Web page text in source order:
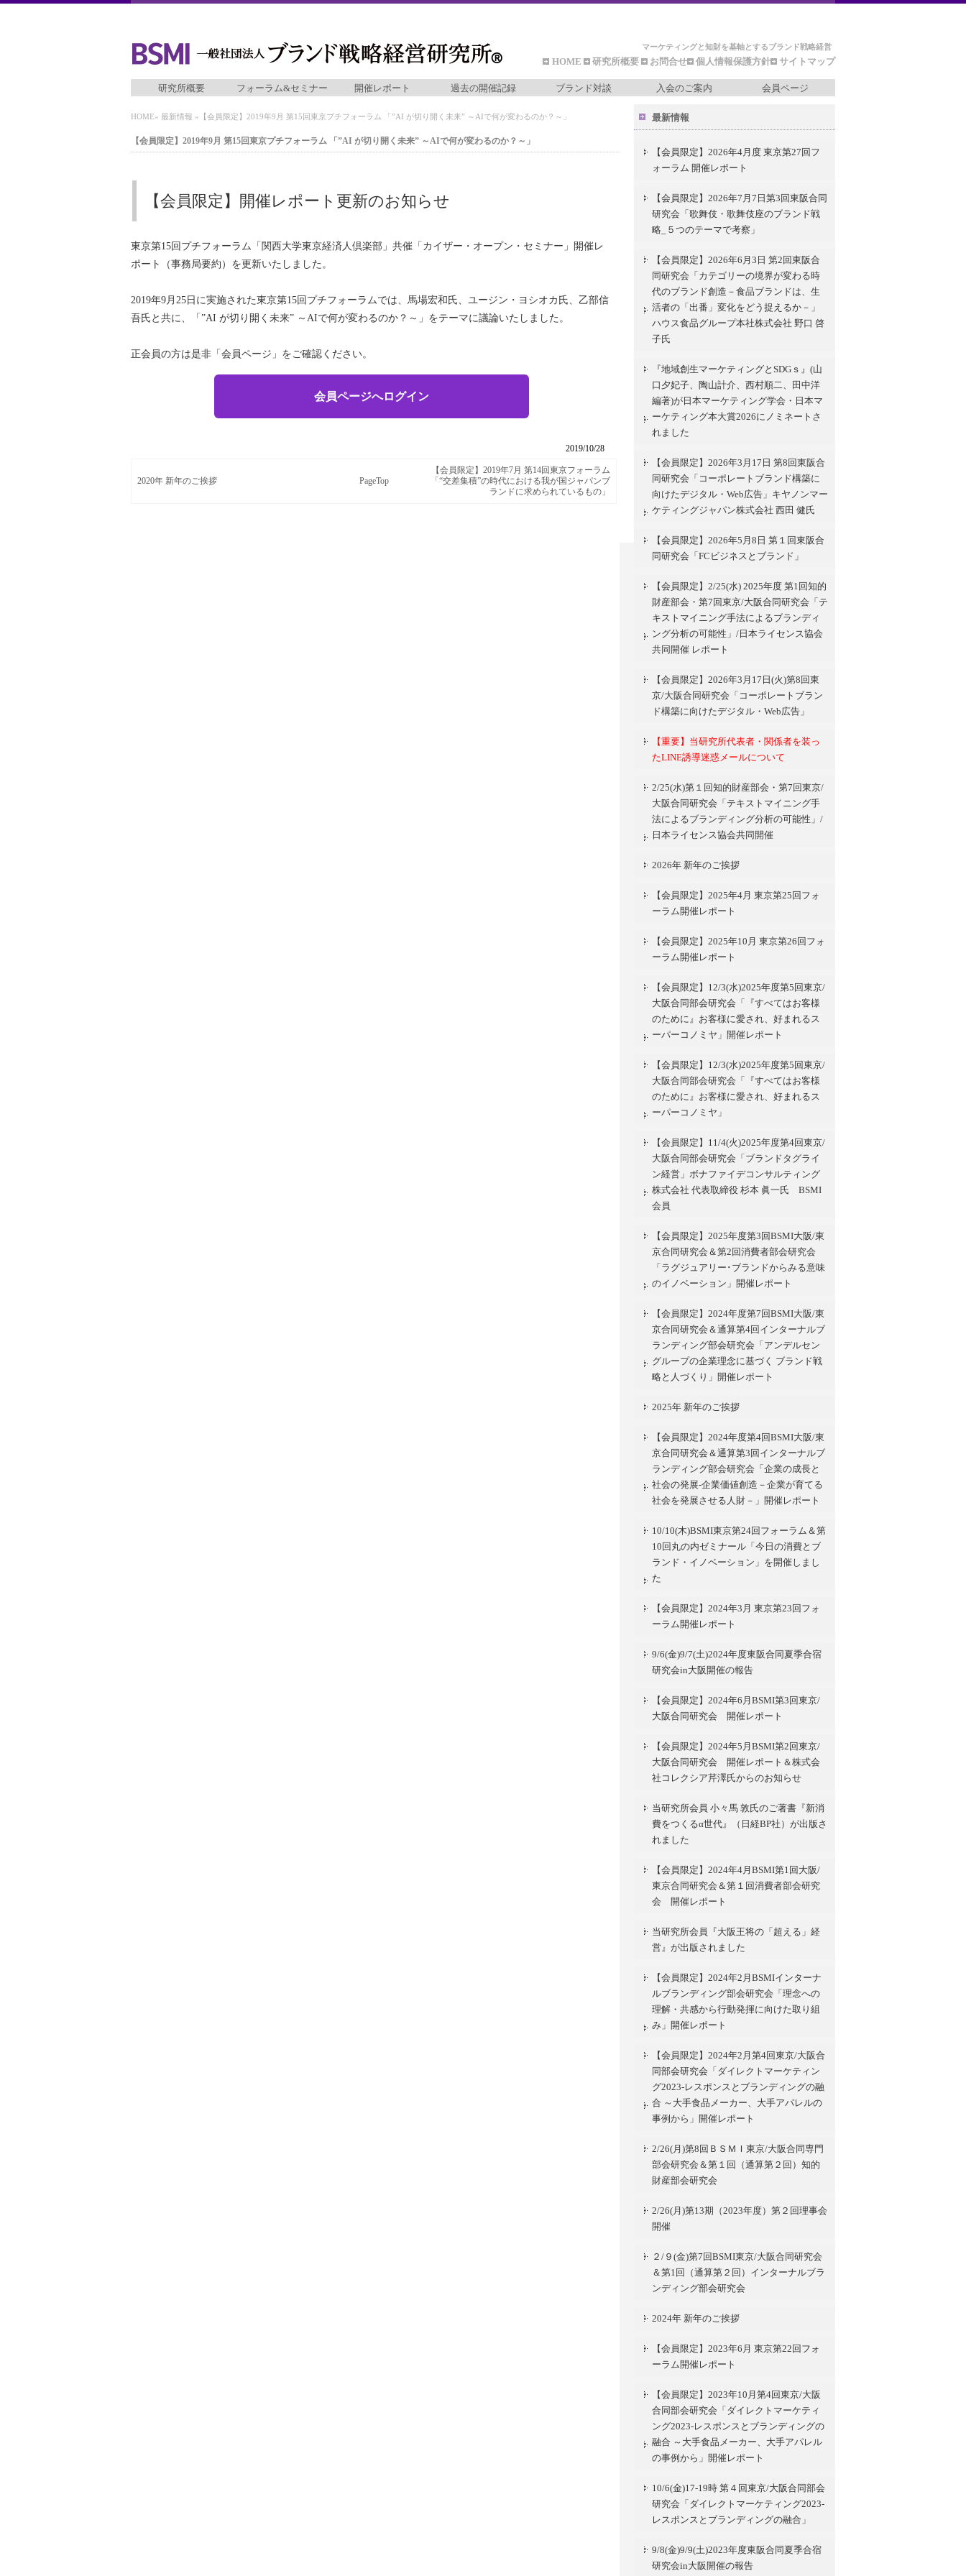
マーケティングと知財を基軸とするブランド戦略経営
HOME 研究所概要 お問合せ 個人情報保護方針 サイトマップ
研究所概要 フォーラム&セミナー 開催レポート 過去の開催記録 ブランド対談 入会のご案内 会員ページ
HOME» 最新情報 »【会員限定】2019年9⽉ 第15回東京プチフォーラム 「”AI が切り開く未来” ～AIで何が変わるのか？～」
【会員限定】2019年9⽉ 第15回東京プチフォーラム 「”AI が切り開く未来” ～AIで何が変わるのか？～」
【会員限定】開催レポート更新のお知らせ
東京第15回プチフォーラム「関西大学東京経済人倶楽部」共催「カイザー・オープン・セミナー」開催レ
ポート（事務局要約）を更新いたしました。
2019年9⽉25⽇に実施された東京第15回プチフォーラムでは、馬場宏和氏、ユージン・ヨシオカ氏、乙部信
吾氏と共に、「”AI が切り開く未来” ～AIで何が変わるのか？～」をテーマに議論いたしました。
正会員の方は是非「会員ページ」をご確認ください。
会員ページへログイン
2019/10/28
2020年 新年のご挨拶 PageTop
【会員限定】2019年7⽉ 第14回東京フォーラム
「“交差集積”の時代における我が国ジャパンブ
ランドに求められているもの」
最新情報
【会員限定】2026年4月度 東京第27回フ
ォーラム 開催レポート
【会員限定】2026年7月7日第3回東阪合同
研究会「歌舞伎・歌舞伎座のブランド戦
略_５つのテーマで考察」
【会員限定】2026年6月3日 第2回東阪合
同研究会「カテゴリーの境界が変わる時
代のブランド創造－食品ブランドは、生
活者の「出番」変化をどう捉えるか－」
ハウス食品グループ本社株式会社 野口 啓
子氏
『地域創生マーケティングとSDGｓ』(山
口夕妃子、陶山計介、西村順二、田中洋
編著)が日本マーケティング学会・日本マ
ーケティング本大賞2026にノミネートさ
れました
【会員限定】2026年3月17日 第8回東阪合
同研究会「コーポレートブランド構築に
向けたデジタル・Web広告」キヤノンマー
ケティングジャパン株式会社 西田 健氏
【会員限定】2026年5月8日 第１回東阪合
同研究会「FCビジネスとブランド」
【会員限定】2/25(水) 2025年度 第1回知的
財産部会・第7回東京/大阪合同研究会「テ
キストマイニング手法によるブランディ
ング分析の可能性」/日本ライセンス協会
共同開催 レポート
【会員限定】2026年3月17日(火)第8回東
京/大阪合同研究会「コーポレートブラン
ド構築に向けたデジタル・Web広告」
【重要】当研究所代表者・関係者を装っ
たLINE誘導迷惑メールについて
2/25(水)第１回知的財産部会・第7回東京/
大阪合同研究会「テキストマイニング手
法によるブランディング分析の可能性」/
日本ライセンス協会共同開催
2026年 新年のご挨拶
【会員限定】2025年4月 東京第25回フォ
ーラム開催レポート
【会員限定】2025年10月 東京第26回フォ
ーラム開催レポート
【会員限定】12/3(水)2025年度第5回東京/
大阪合同部会研究会「『すべてはお客様
のために』お客様に愛され、好まれるス
ーパーコノミヤ」開催レポート
【会員限定】12/3(水)2025年度第5回東京/
大阪合同部会研究会「『すべてはお客様
のために』お客様に愛され、好まれるス
ーパーコノミヤ」
【会員限定】11/4(火)2025年度第4回東京/
大阪合同部会研究会「ブランドタグライ
ン経営」ボナファイデコンサルティング
株式会社 代表取締役 杉本 眞一氏 BSMI
会員
【会員限定】2025年度第3回BSMI大阪/東
京合同研究会＆第2回消費者部会研究会
「ラグジュアリー･ブランドからみる意味
のイノベーション」開催レポート
【会員限定】2024年度第7回BSMI大阪/東
京合同研究会＆通算第4回インターナルブ
ランディング部会研究会「アンデルセン
グループの企業理念に基づく ブランド戦
略と人づくり」開催レポート
2025年 新年のご挨拶
【会員限定】2024年度第4回BSMI大阪/東
京合同研究会＆通算第3回インターナルブ
ランディング部会研究会「企業の成長と
社会の発展-企業価値創造－企業が育てる
社会を発展させる人財－」開催レポート
10/10(木)BSMI東京第24回フォーラム＆第
10回丸の内ゼミナール「今日の消費とブ
ランド・イノベーション」を開催しまし
た
【会員限定】2024年3月 東京第23回フォ
ーラム開催レポート
9/6(金)9/7(土)2024年度東阪合同夏季合宿
研究会in大阪開催の報告
【会員限定】2024年6月BSMI第3回東京/
大阪合同研究会 開催レポート
【会員限定】2024年5月BSMI第2回東京/
大阪合同研究会 開催レポート＆株式会
社コレクシア芹澤氏からのお知らせ
当研究所会員 小々馬 敦氏のご著書『新消
費をつくるα世代』（日経BP社）が出版さ
れました
【会員限定】2024年4月BSMI第1回大阪/
東京合同研究会＆第１回消費者部会研究
会 開催レポート
当研究所会員『大阪王将の「超える」経
営』が出版されました
【会員限定】2024年2月BSMIインターナ
ルブランディング部会研究会「理念への
理解・共感から行動発揮に向けた取り組
み」開催レポート
【会員限定】2024年2月第4回東京/大阪合
同部会研究会「ダイレクトマーケティン
グ2023-レスポンスとブランディングの融
合 ～大手食品メーカー、大手アパレルの
事例から」開催レポート
2/26(月)第8回ＢＳＭＩ東京/大阪合同専門
部会研究会＆第１回（通算第２回）知的
財産部会研究会
2/26(月)第13期（2023年度）第２回理事会
開催
２/９(金)第7回BSMI東京/大阪合同研究会
＆第1回（通算第２回）インターナルブラ
ンディング部会研究会
2024年 新年のご挨拶
【会員限定】2023年6月 東京第22回フォ
ーラム開催レポート
【会員限定】2023年10月第4回東京/大阪
合同部会研究会「ダイレクトマーケティ
ング2023-レスポンスとブランディングの
融合 ～大手食品メーカー、大手アパレル
の事例から」開催レポート
10/6(金)17-19時 第４回東京/大阪合同部会
研究会「ダイレクトマーケティング2023-
レスポンスとブランディングの融合」
9/8(金)9/9(土)2023年度東阪合同夏季合宿
研究会in大阪開催の報告